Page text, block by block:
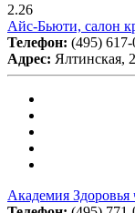
2.26
Айс-Бьюти, салон
Телефон: (495)
Адрес: Ялтинская, 2
Академия